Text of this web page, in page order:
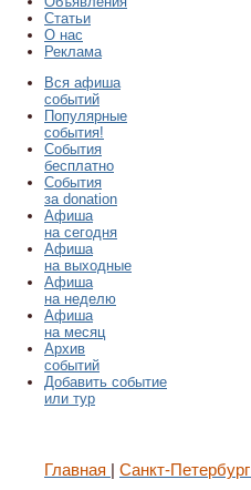
Статьи
О нас
Реклама
Вся афиша
событий
Популярные
события!
События
бесплатно
События
за donation
Афиша
на сегодня
Афиша
на выходные
Афиша
на неделю
Афиша
на месяц
Архив
событий
Добавить событие
или тур
Главная Санкт-Петербург